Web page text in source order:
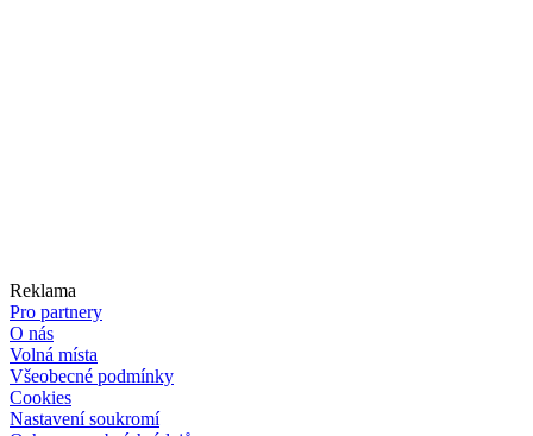
Reklama
Pro partnery
O nás
Volná místa
Všeobecné podmínky
Cookies
Nastavení soukromí